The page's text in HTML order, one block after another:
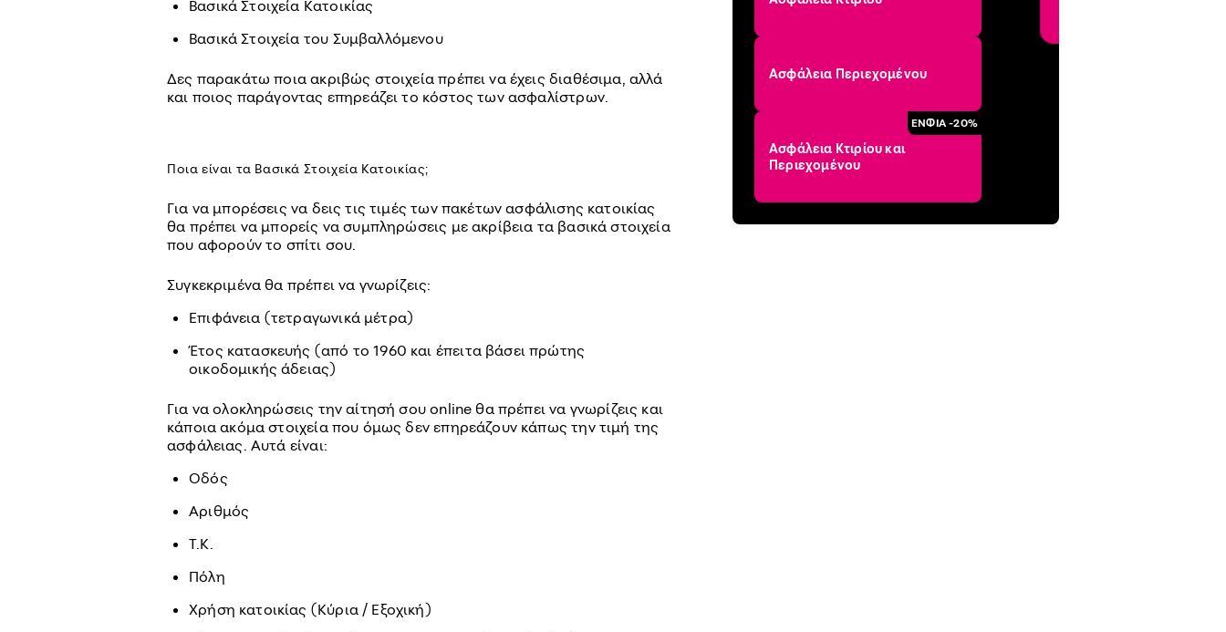
Βασικά Στοιχεία Κατοικίας
Βασικά Στοιχεία του Συμβαλλόμενου
Δες παρακάτω ποια ακριβώς στοιχεία πρέπει να έχεις διαθέσιμα, αλλά
και ποιος παράγοντας επηρεάζει το κόστος των ασφαλίστρων.
Ποια είναι τα Βασικά Στοιχεία Κατοικίας;
Για να μπορέσεις να δεις τις τιμές των πακέτων ασφάλισης κατοικίας
θα πρέπει να μπορείς να συμπληρώσεις με ακρίβεια τα βασικά στοιχεία
που αφορούν το σπίτι σου.
Συγκεκριμένα θα πρέπει να γνωρίζεις:
Επιφάνεια (τετραγωνικά μέτρα)
Έτος κατασκευής (από το 1960 και έπειτα βάσει πρώτης
οικοδομικής άδειας)
Για να ολοκληρώσεις την αίτησή σου online θα πρέπει να γνωρίζεις και
κάποια ακόμα στοιχεία που όμως δεν επηρεάζουν κάπως την τιμή της
ασφάλειας. Αυτά είναι:
Οδός
Αριθμός
Τ.Κ.
Πόλη
Χρήση κατοικίας (Κύρια / Εξοχική)
Ασφάλεια Περιεχομένου
ΕΝΦΙΑ -20%
Ασφάλεια Κτιρίου και
Περιεχομένου